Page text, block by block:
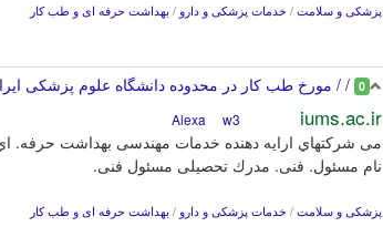
پزشکی و سلامت / خدمات پزشکی و دارو / بهداشت حرفه ای و طب کار
0 / / ﻣﻮرخ ﻃﺐ ﮐﺎر در ﻣﺤﺪوده داﻧﺸﮕﺎه ﻋﻠﻮم ﭘﺰﺷﮑﯽ
iums.ac.ir
w3
ﻧﺎم ﻣﺴﺌﻮل. ﻓﻨﯽ. ﻣﺪرك ﺗﺤﺼﯿﻠﯽ ﻣﺴﺌﻮل ﻓﻨﯽ.
پزشکی و سلامت / خدمات پزشکی و دارو / بهداشت حرفه ای و طب کار